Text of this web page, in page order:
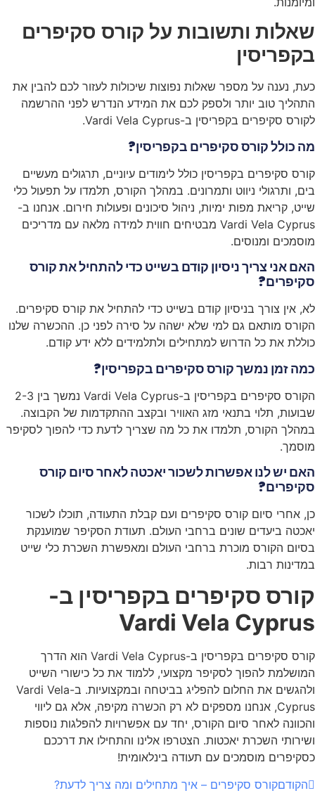
שאלות ותשובות על קורס סקיפרים
בקפריסין
כעת, נענה על מספר שאלות נפוצות שיכולות לעזור לכם להבין את
התהליך טוב יותר ולספק לכם את המידע הנדרש לפני ההרשמה
לקורס סקיפרים בקפריסין ב-Vardi Vela Cyprus.
מה כולל קורס סקיפרים בקפריסין?
קורס סקיפרים בקפריסין כולל לימודים עיוניים, תרגולים מעשיים
בים, ותרגולי ניווט ותמרונים. במהלך הקורס, תלמדו על תפעול כלי
שייט, קריאת מפות ימיות, ניהול סיכונים ופעולות חירום. אנחנו ב-
Vardi Vela Cyprus מבטיחים חווית למידה מלאה עם מדריכים
מוסמכים ומנוסים.
האם אני צריך ניסיון קודם בשייט כדי להתחיל את קורס
סקיפרים?
לא, אין צורך בניסיון קודם בשייט כדי להתחיל את קורס סקיפרים.
הקורס מותאם גם למי שלא ישהה על סירה לפני כן. ההכשרה שלנו
כוללת את כל הדרוש למתחילים ולתלמידים ללא ידע קודם.
כמה זמן נמשך קורס סקיפרים בקפריסין?
הקורס סקיפרים בקפריסין ב-Vardi Vela Cyprus נמשך בין 2-3
שבועות, תלוי בתנאי מזג האוויר ובקצב ההתקדמות של הקבוצה.
במהלך הקורס, תלמדו את כל מה שצריך לדעת כדי להפוך לסקיפר
מוסמך.
האם יש לנו אפשרות לשכור יאכטה לאחר סיום קורס
סקיפרים?
כן, אחרי סיום קורס סקיפרים ועם קבלת התעודה, תוכלו לשכור
יאכטה ביעדים שונים ברחבי העולם. תעודת הסקיפר שמוענקת
בסיום הקורס מוכרת ברחבי העולם ומאפשרת השכרת כלי שייט
במדינות רבות.
קורס סקיפרים בקפריסין ב-
Vardi Vela Cyprus
קורס סקיפרים בקפריסין ב-Vardi Vela Cyprus הוא הדרך
המושלמת להפוך לסקיפר מקצועי, ללמוד את כל כישורי השייט
ולהגשים את החלום להפליג בביטחה ובמקצועיות. ב-Vardi Vela
Cyprus, אנחנו מספקים לא רק הכשרה מקיפה, אלא גם ליווי
והכוונה לאחר סיום הקורס, יחד עם אפשרויות להפלגות נוספות
ושירותי השכרת יאכטות. הצטרפו אלינו והתחילו את דרככם
כסקיפרים מוסמכים עם תעודה בינלאומית!
הקודםקורס סקיפרים – איך מתחילים ומה צריך לדעת?